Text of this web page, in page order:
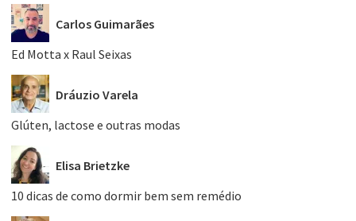
Carlos Guimarães
Ed Motta x Raul Seixas
Dráuzio Varela
Glúten, lactose e outras modas
Elisa Brietzke
10 dicas de como dormir bem sem remédio